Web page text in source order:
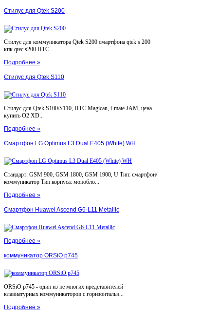
Стилус для Qtek S200
Стилус для коммуникатора Qtek S200 смартфона qtek s 200
кпк qtec s200 HTC...
Подробнее »
Стилус для Qtek S110
Стилус для Qtek S100/S110, HTC Magican, i-mate JAM, цена
купить O2 XD...
Подробнее »
Смартфон LG Optimus L3 Dual E405 (White) WH
Стандарт: GSM 900, GSM 1800, GSM 1900, U Тип: смартфон/
коммуникатор Тип корпуса: монобло...
Подробнее »
Смартфон Huawei Ascend G6-L11 Metallic
Подробнее »
коммуникатор ORSiO p745
ORSiO p745 - один из не многих представителей
клавиатурных коммуникаторов с горизонтальн...
Подробнее »